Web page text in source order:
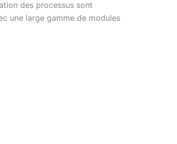
des processus sont
une large gamme de modules